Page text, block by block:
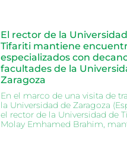
El rector de la
Tifariti mantiene
especializados con
facultades de la
Zaragoza
En el marco de una visita de
la Universidad de Zaragoza
el rector de la Universidad de
Molay Emhamed Brahim,